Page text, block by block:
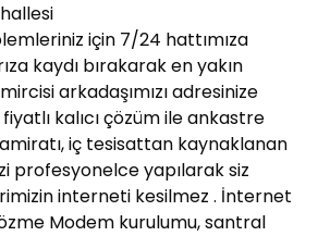
için 7/24 hattımıza
kaydı bırakarak en yakın
arkadaşımızı adresinize
kalıcı çözüm ile ankastre
iç tesisattan kaynaklanan
profesyonelce yapılarak siz
interneti kesilmez . İnternet
Modem kurulumu, santral